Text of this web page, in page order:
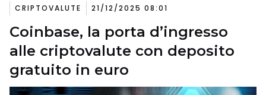
CRIPTOVALUTE 21/12/2025 08:01
Coinbase, la porta d’ingresso
alle criptovalute con deposito
gratuito in euro